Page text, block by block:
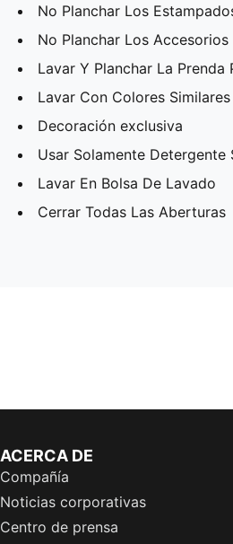
No Planchar Los
No Planchar Los Accesorios
Lavar Y Planchar La Prenda
Lavar Con Colores Similares
Decoración exclusiva
Usar Solamente Detergente
Lavar En Bolsa De Lavado
Cerrar Todas Las Aberturas
ACERCA DE
Compañía
Noticias corporativas
Centro de prensa